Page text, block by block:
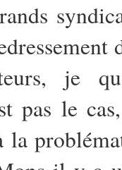
je
pas le
la